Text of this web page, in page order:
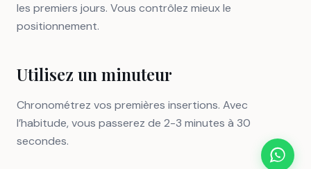
les premiers jours. Vous contrôlez mieux le
positionnement.
Utilisez un minuteur
Chronométrez vos premières insertions. Avec
l’habitude, vous passerez de 2-3 minutes à 30
secondes.